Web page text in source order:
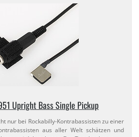
Upright Bass Single Pickup
nur bei Rockabilly-​Kontrabassisten zu einer
aus aller Welt schätzen und